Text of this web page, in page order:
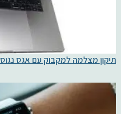
תיקון מצלמה למקבוק עם אגס נגוס 100% לקוחות מרוצים!